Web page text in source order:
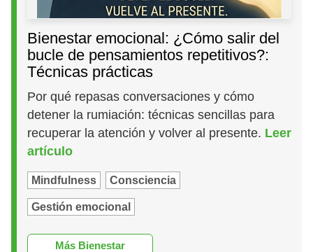
Bienestar emocional: ¿Cómo salir del
bucle de pensamientos repetitivos?:
Técnicas prácticas
Por qué repasas conversaciones y cómo
detener la rumiación: técnicas sencillas para
recuperar la atención y volver al presente. Leer
artículo
Mindfulness Consciencia
Gestión emocional
Más Bienestar